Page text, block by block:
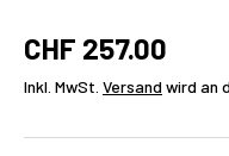
CHF 257.00
Inkl. MwSt. Versand wird an